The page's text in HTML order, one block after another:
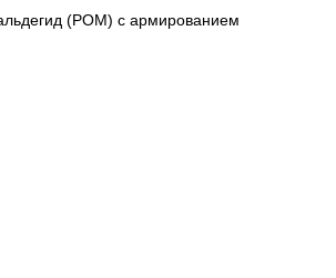
(POM) с армированием